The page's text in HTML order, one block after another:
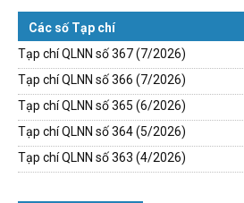
Các số Tạp chí
Tạp chí QLNN số 367 (7/2026)
Tạp chí QLNN số 366 (7/2026)
Tạp chí QLNN số 365 (6/2026)
Tạp chí QLNN số 364 (5/2026)
Tạp chí QLNN số 363 (4/2026)